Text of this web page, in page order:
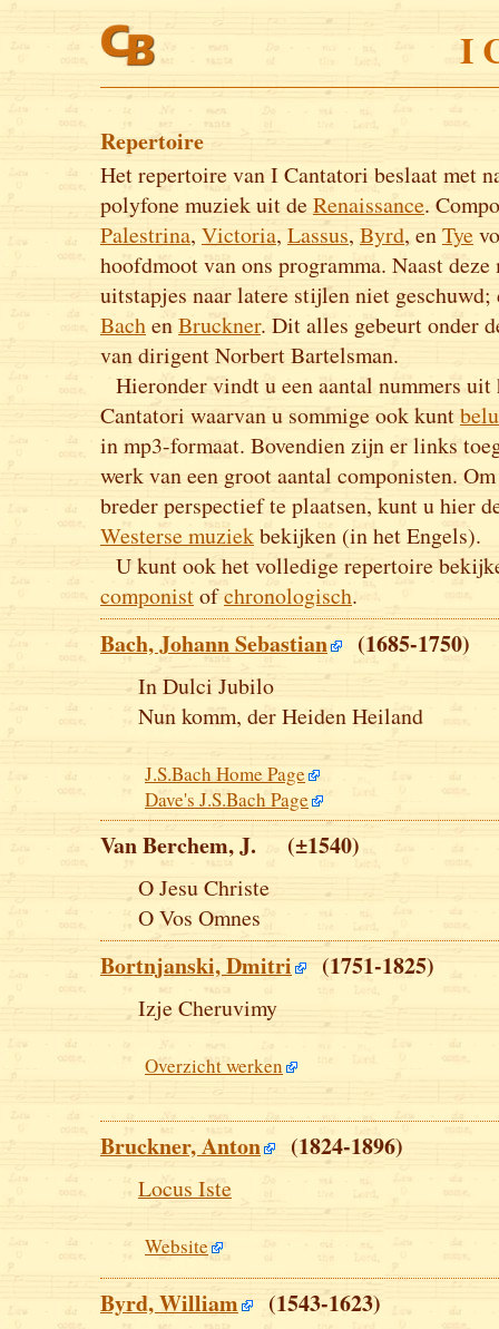
I
Repertoire
Het repertoire van I Cantatori beslaat met
polyfone muziek uit deRenaissance.
Palestrina, Victoria, Lassus, Byrd, enTye
hoofdmoot van ons programma. Naast
uitstapjes naar latere stijlen niet
BachenBruckner. Dit alles gebeurt onder
van dirigent Norbert Bartelsman.
Hieronder vindt u een aantal nummers
Cantatori waarvan u sommige ook kunt
in mp3-formaat. Bovendien zijn er links
werk van een groot aantal componisten.
breder perspectief te plaatsen, kunt u hier
Westerse muziekbekijken (in het Engels).
U kunt ook het volledige repertoire
componistofchronologisch.
Bach, Johann Sebastian (1685-1750)
In Dulci Jubilo
Nun komm, der Heiden Heiland
J.S.Bach Home Page
Dave's J.S.Bach Page
Van Berchem, J. (±1540)
O Jesu Christe
O Vos Omnes
Bortnjanski, Dmitri (1751-1825)
Izje Cheruvimy
Overzicht werken
Bruckner, Anton (1824-1896)
Locus Iste
Website
Byrd, William (1543-1623)